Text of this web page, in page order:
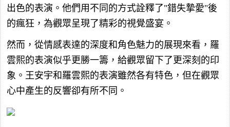
出色的表演。他們用不同的方式詮釋了"錯失摯愛"後
的瘋狂，為觀眾呈現了精彩的視覺盛宴。
然而，從情感表達的深度和角色魅力的展現來看，羅
雲熙的表演似乎更勝一籌，給觀眾留下了更深刻的印
象。王安宇和羅雲熙的表演雖然各有特色，但在觀眾
心中產生的反響卻有所不同。